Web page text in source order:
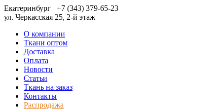
Екатеринбург
+7 (343) 379-65-23
ул. Черкасская 25, 2-й этаж
О компании
Ткани оптом
Доставка
Оплата
Новости
Статьи
Ткань на заказ
Контакты
Распродажа